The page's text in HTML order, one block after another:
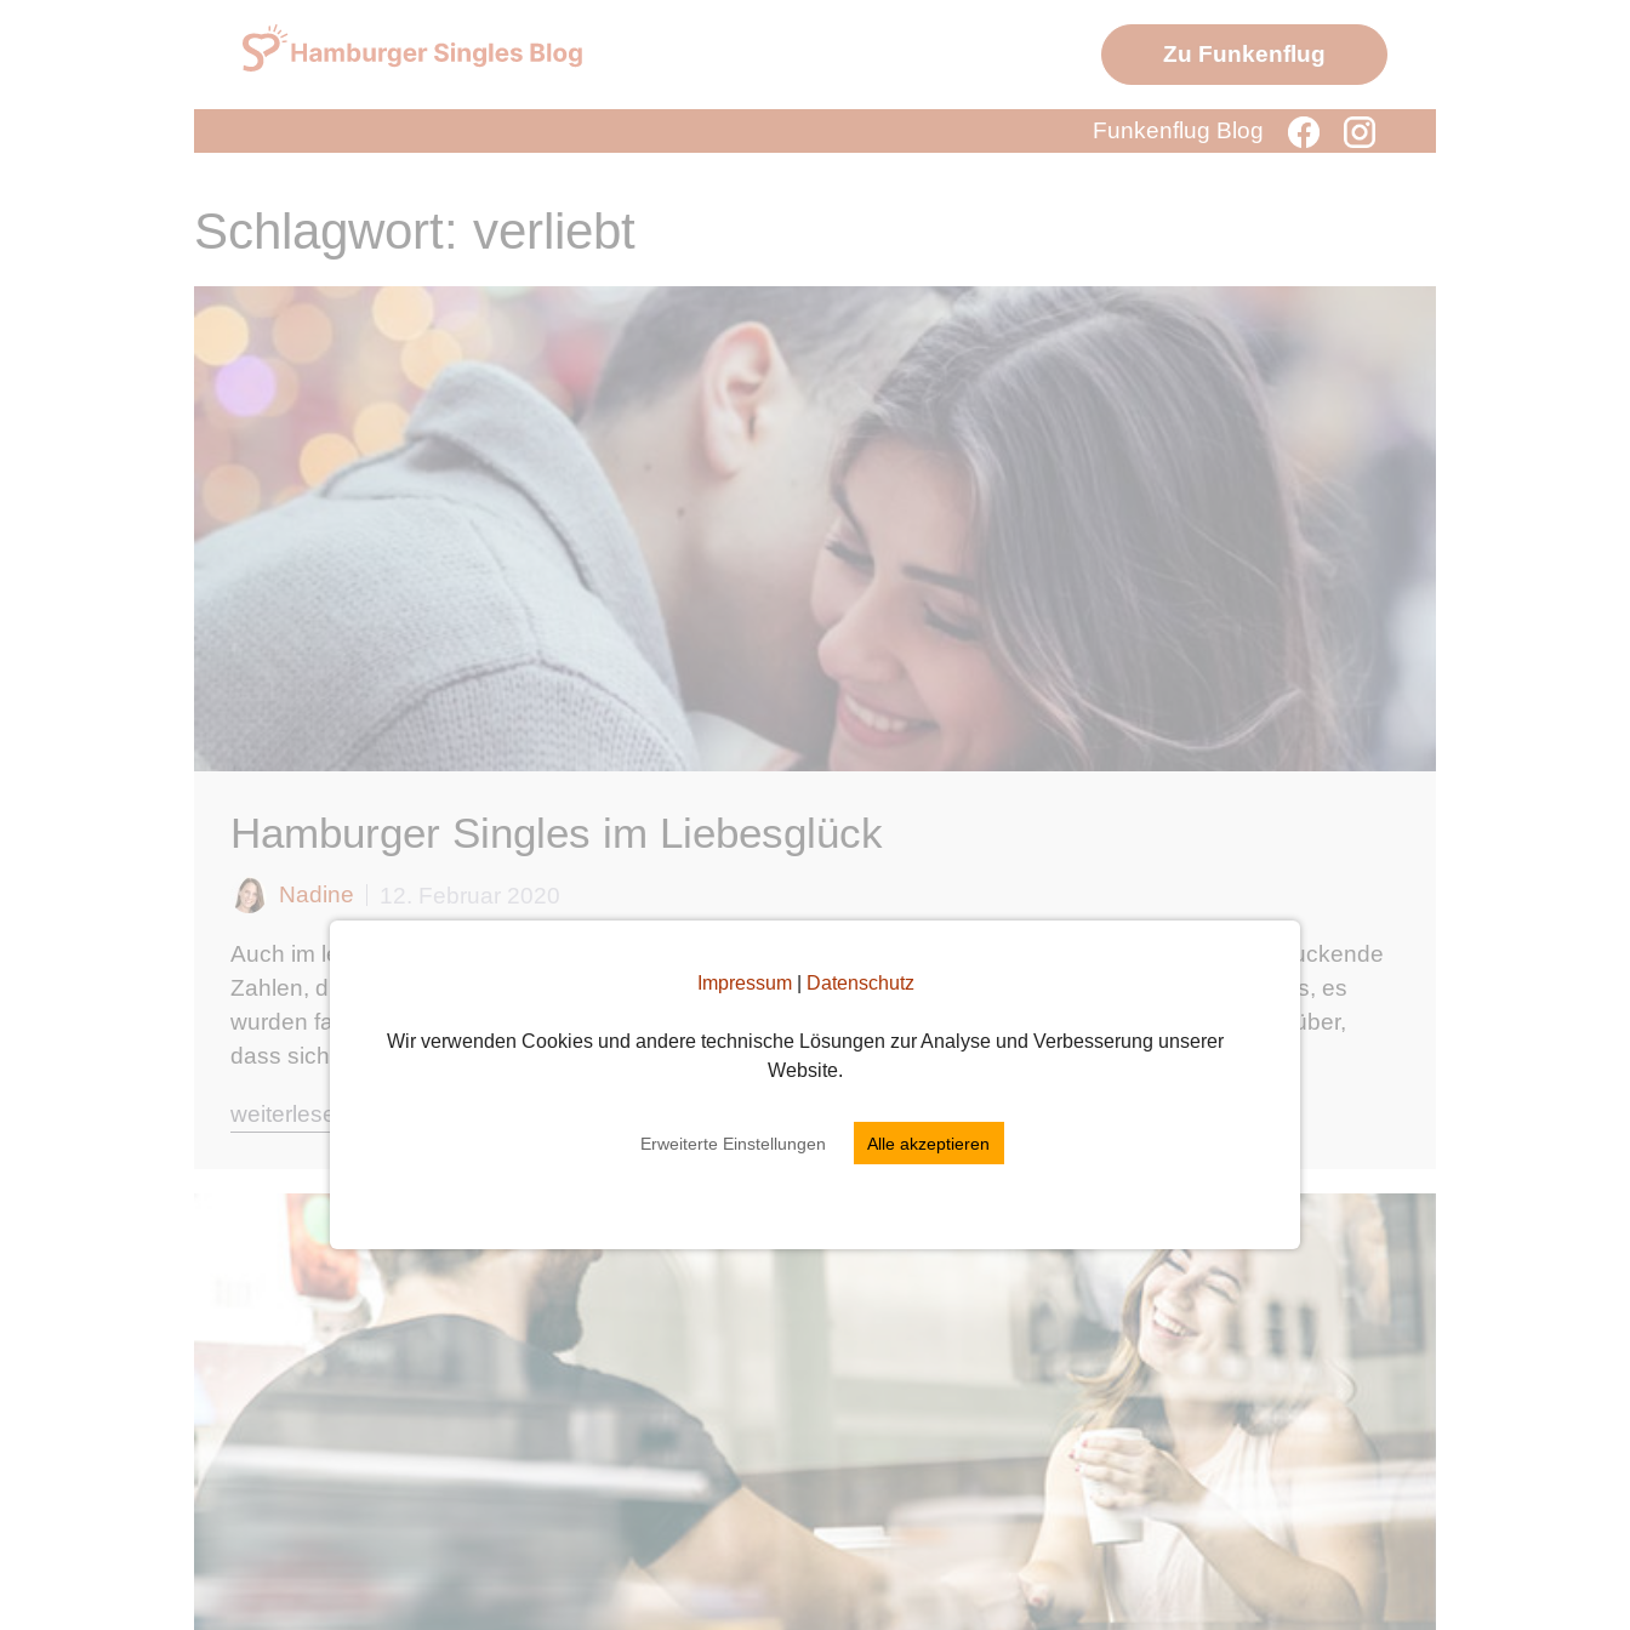
Impressum| Datenschutz
Wir verwenden Cookies und andere technische Lösungen zur Analyse und Verbesserung unserer
Website.
Erweiterte Einstellungen Alle akzeptieren
Zu Funkenflug
Funkenflug Blog
Schlagwort: verliebt
Hamburger Singles im Liebesglück
Nadine 12. Februar 2020
Auch im letzten Jahr ist liebestechnisch wieder so einiges bei euch passiert. Hier sind ein paar beeindruckende
Zahlen, die wir euch nicht vorenthalten wollen: Bei den Hamburger Singles gab es über 20.700 Matches, es
wurden fast 149.000 Smiles und über 408.000 Nachrichten verschickt. Wir freuen uns wirklich sehr darüber,
dass sich so viele von euch ...Weiterlesen
weiterlesen